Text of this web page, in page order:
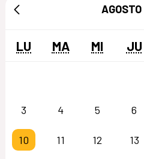
AGOSTO
LU MA MI JU
3 4 5 6
10 11 12 13